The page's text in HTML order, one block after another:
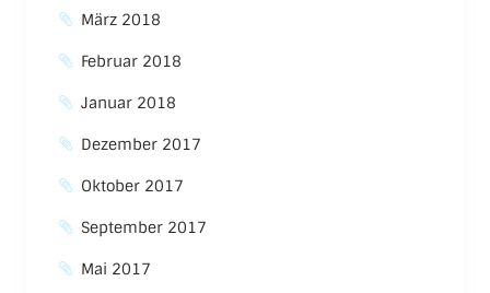
März 2018
Februar 2018
Januar 2018
Dezember 2017
Oktober 2017
September 2017
Mai 2017